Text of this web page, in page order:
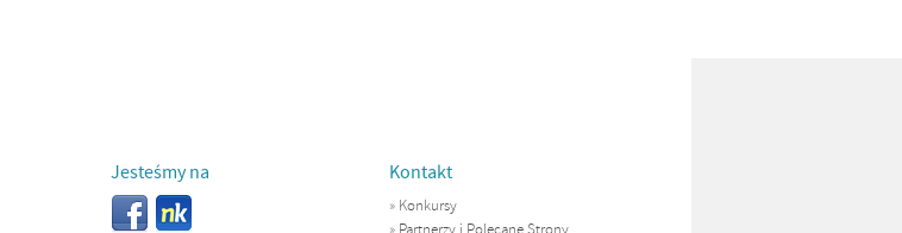
Jesteśmy na Kontakt
» Konkursy